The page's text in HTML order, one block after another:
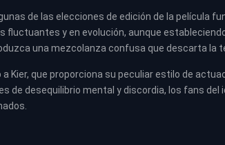
de las elecciones de edición de la película
fluctuantes y en evolución, aunque
una mezcolanza confusa que descarta la
a Kier, que proporciona su peculiar estilo de
de desequilibrio mental y discordia, los fans